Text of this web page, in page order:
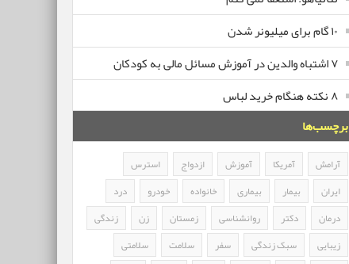
۱۰ گام برای میلیونر شدن
۷ اشتباه والدین در آموزش مسائل مالی به کودکان
۸ نکته هنگام خرید لباس
برچسب‌ها
آرامش آمریکا آموزش ازدواج
استرس
ایران
بیمار بیماری خانواده خودرو
درد
درمان
دکتر روانشناسی زمستان زن
زندگی
زیبایی
سبک زندگی سفر سلامت
سلامتی